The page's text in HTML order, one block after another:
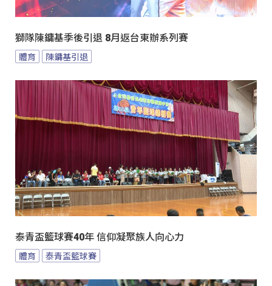
獅隊陳鏞基季後引退 8月返台東辦系列賽
體育 陳鏞基引退
泰青盃籃球賽40年 信仰凝聚族人向心力
體育 泰青盃籃球賽